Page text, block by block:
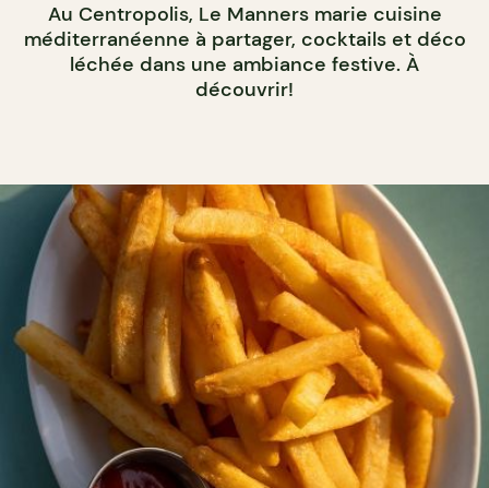
Au Centropolis, Le Manners marie cuisine
méditerranéenne à partager, cocktails et déco
léchée dans une ambiance festive. À
découvrir!